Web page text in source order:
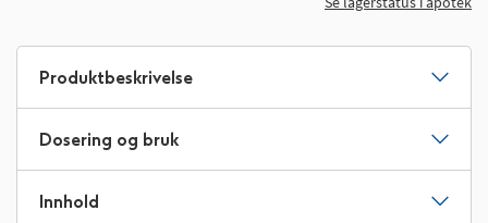
Produktbeskrivelse
Dosering og bruk
Innhold